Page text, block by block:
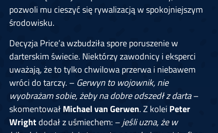
pozwoli mu cieszyć się rywalizacją w spokojniejszym
środowisku.
Decyzja Price’a wzbudziła spore poruszenie w
darterskim świecie. Niektórzy zawodnicy i eksperci
uważają, że to tylko chwilowa przerwa i niebawem
wróci do tarczy. – Gerwyn to wojownik, nie
wyobrażam sobie, żeby na dobre odszedł z darta–
skomentowałMichael van Gerwen. Z kolei Peter
Wrightdodał z uśmiechem: –jeśli uzna, że w